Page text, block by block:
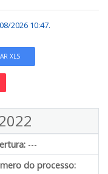
2026 10:47.
XLS
---
do processo: